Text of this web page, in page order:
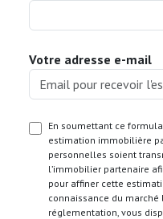
Votre adresse e-mail
En soumettant ce
estimation immobilière
personnelles soient
l’immobilier partenaire
pour affiner cette
connaissance du
réglementation, vous